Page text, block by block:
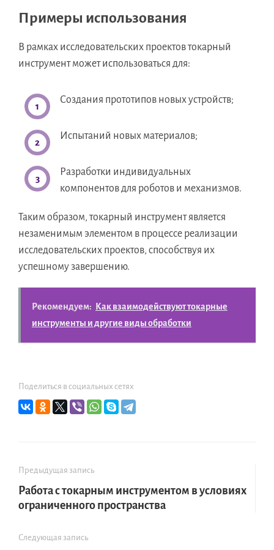
Примеры использования
В рамках исследовательских проектов токарный
инструмент может использоваться для:
Создания прототипов новых устройств;
Испытаний новых материалов;
Разработки индивидуальных
компонентов для роботов и механизмов.
Таким образом, токарный инструмент является
незаменимым элементом в процессе реализации
исследовательских проектов, способствуя их
успешному завершению.
Рекомендуем:
Как взаимодействуют токарные
инструменты и другие виды обработки
Поделиться в социальных сетях
Предыдущая запись
Работа с токарным инструментом в условиях
ограниченного пространства
Следующая запись